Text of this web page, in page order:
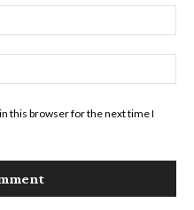
this browser for the next time I